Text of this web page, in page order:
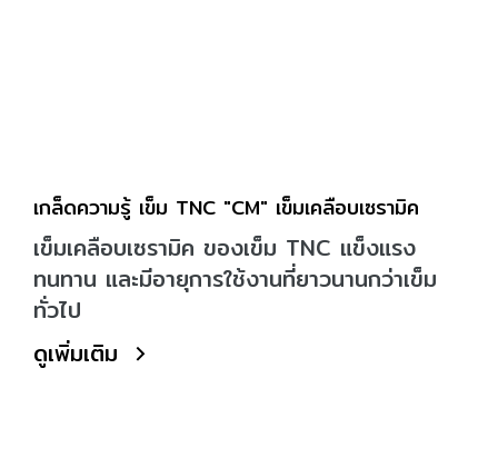
เกล็ดความรู้ เข็ม TNC "CM" เข็มเคลือบเซรามิค
เข็มเคลือบเซรามิค ของเข็ม TNC แข็งแรง
ทนทาน และมีอายุการใช้งานที่ยาวนานกว่าเข็ม
ทั่วไป
ดูเพิ่มเติม